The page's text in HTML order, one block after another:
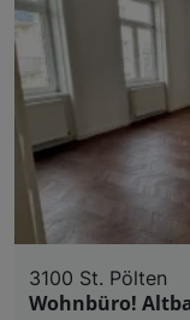
3100 St. Pölten
Wohnbüro!